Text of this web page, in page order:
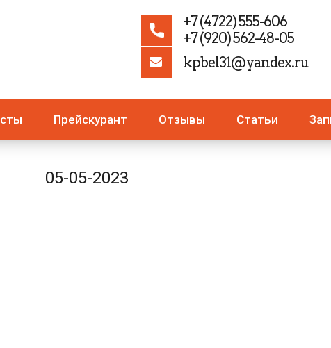
+7 (4722) 555-606
+7 (920) 562-48-05
kpbel31@yandex.ru
Прейскурант Отзывы Статьи
05-05-2023